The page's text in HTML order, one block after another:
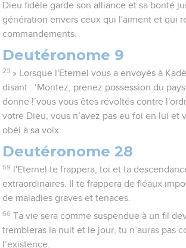
Dieu fidèle garde son alliance et sa bonté
génération envers ceux qui l'aiment et qui
commandements.
Deutéronome 9
23 » Lorsque l'Eternel vous a envoyés à
disant : ‘Montez, prenez possession du
donne !’vous vous êtes révoltés contre
votre Dieu, vous n’avez pas eu foi en lui et
obéi à sa voix.
Deutéronome 28
59
l'Eternel te frappera, toi et ta
extraordinaires. Il te frappera de fléaux
de maladies graves et tenaces.
66 Ta vie sera comme suspendue à un fil
trembleras la nuit et le jour, tu n’auras pas
l’existence.